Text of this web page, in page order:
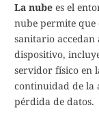
La nube es el
nube permite que
sanitario
dispositivo,
servidor físico en
continuidad de la
pérdida de datos.